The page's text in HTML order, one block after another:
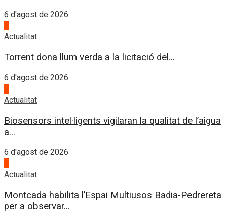
6 d'agost de 2026
Actualitat
Torrent dona llum verda a la licitació del...
6 d'agost de 2026
Actualitat
Biosensors intel·ligents vigilaran la qualitat de l’aigua
a...
6 d'agost de 2026
Actualitat
Montcada habilita l’Espai Multiusos Badia-Pedrereta
per a observar...